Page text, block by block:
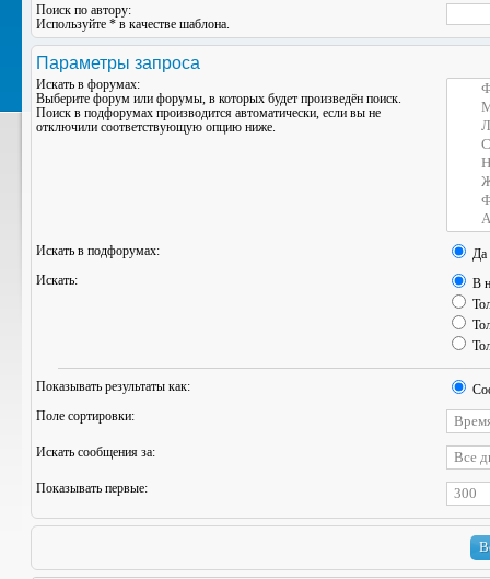
Поиск по автору:
Используйте * в качестве шаблона.
Параметры запроса
Искать в форумах:
Выберите форум или форумы, в которых будет произведён поиск.
Поиск в подфорумах производится автоматически, если вы не
отключили соответствующую опцию ниже.
Искать в подфорумах:
Да
Искать:
В
Показывать результаты как:
Поле сортировки:
Искать сообщения за:
Показывать первые: